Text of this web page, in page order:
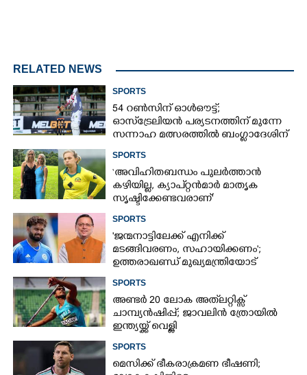
RELATED NEWS
SPORTS
54 റൺസിന് ഓൾഔട്ട്;
ഓസ്‌ട്രേലിയൻ പര്യടനത്തിന് മുന്നേ
സന്നാഹ മത്സരത്തിൽ ബംഗ്ലാദേശിന്
ഒരേയൊരു താരം
SPORTS
‘അവിഹിതബന്ധം പുലർത്താൻ
കഴിയില്ല,​ ക്യാപ്റ്റൻമാർ മാതൃക
സൃഷ്ടിക്കേണ്ടവരാണ്'
താരത്തിന്റെ ഭാര്യ
SPORTS
'ജന്മനാട്ടിലേക്ക് എനിക്ക്
മടങ്ങിവരണം, സഹായിക്കണം';
ഉത്തരാഖണ്ഡ് മുഖ്യമന്ത്രിയോട്
SPORTS
അണ്ടർ 20 ലോക അത്‌ലറ്റിക്സ്
ചാമ്പ്യൻഷിപ്പ്; ജാവലിൻ ത്രോയിൽ
ഇന്ത്യയ്ക്ക് വെള്ളി
SPORTS
മെസിക്ക് ഭീകരാക്രമണ ഭീഷണി;